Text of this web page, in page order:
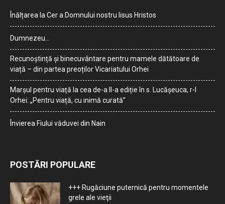
Înălțarea la Cer a Domnului nostru Iisus Hristos
Dumnezeu…
Recunoștință și binecuvântare pentru mamele dătătoare de
viață – din partea preoților Vicariatului Orhei
Marșul pentru viață la cea de-a II-a ediție în s. Lucășeuca, r-l
Orhei: „Pentru viață, cu inimă curată”
Învierea Fiului văduvei din Nain
POSTĂRI POPULARE
+++ Rugăciune puternică pentru momentele
grele ale vieţii